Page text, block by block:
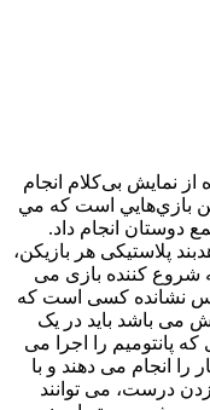
از نمایش بی‌کلام انجام
بازي‌هايي است که مي
دوستان انجام داد.
پلاستیکی هر بازیکن،
شروع کننده بازی می
نشانده کسی است که
می باشد باید در یک
را اجرا می
را انجام می دهند و با
درست، می توانند